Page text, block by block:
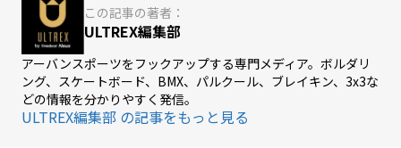
この記事の著者：
ULTREX編集部
アーバンスポーツをフックアップする専門メディア。ボルダリ
ング、スケートボード、BMX、パルクール、ブレイキン、3x3な
どの情報を分かりやすく発信。
ULTREX編集部 の記事をもっと見る